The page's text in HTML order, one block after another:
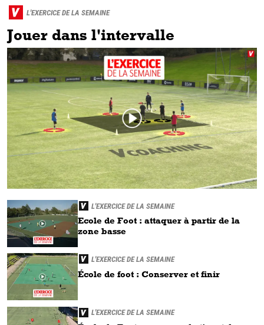
L'EXERCICE DE LA SEMAINE
Jouer dans l'intervalle
L'EXERCICE DE LA SEMAINE
Ecole de Foot : attaquer à partir de la
zone basse
L'EXERCICE DE LA SEMAINE
École de foot : Conserver et finir
L'EXERCICE DE LA SEMAINE